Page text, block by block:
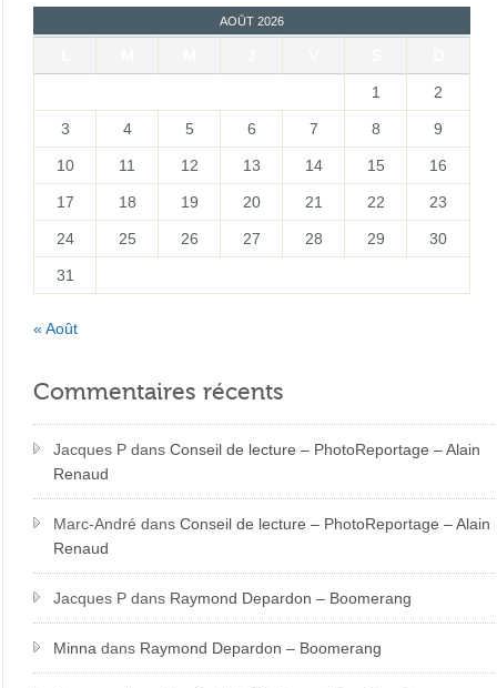
AOÛT 2026
1 2
3 4 5 6 7 8 9
10 11 12 13 14 15 16
17 18 19 20 21 22 23
24 25 26 27 28 29 30
31
« Août
Commentaires récents
Jacques P dansConseil de lecture – PhotoReportage – Alain
Renaud
Marc-André dansConseil de lecture – PhotoReportage – Alain
Renaud
Jacques P dans Raymond Depardon – Boomerang
Minna dans Raymond Depardon – Boomerang